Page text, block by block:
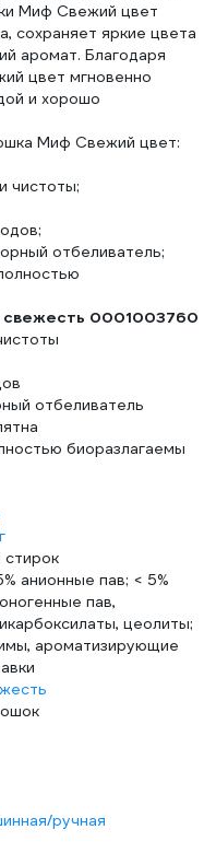
Миф Свежий цвет
сохраняет яркие цвета
аромат. Благодаря
цвет мгновенно
и хорошо
Миф Свежий цвет:
чистоты;
отбеливатель;
0001003760
отбеливатель
биоразлагаемы
стирок
анионные пав; < 5%
пав,
цеолиты;
ароматизирующие
ручная